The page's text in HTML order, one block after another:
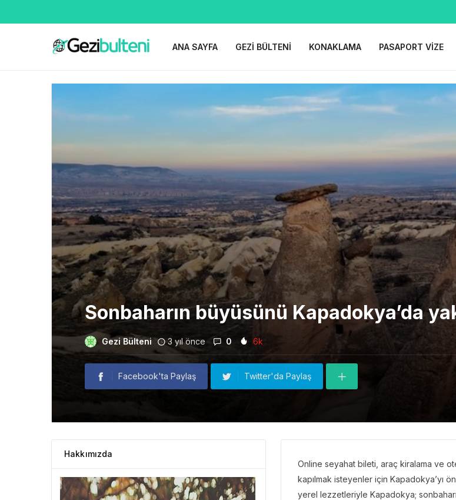
ANA SAYFA GEZI BÜLTENI KONAKLAMA PASAPORT VIZE
Sonbaharın büyüsünü Kapadokya’da
Gezi Bülteni 3 yıl önce 0 6k
Facebook'ta Paylaş Twitter'da Paylaş
Online seyahat bileti, araç kiralama ve
kapılmak isteyenler için Kapadokya’yı
yerel lezzetleriyle Kapadokya;
Hakkımızda